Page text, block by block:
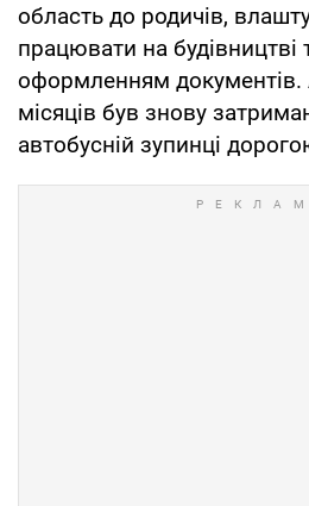
область до родичів,
працювати на будівництві
оформленням документів.
місяців був знову
автобусній зупинці